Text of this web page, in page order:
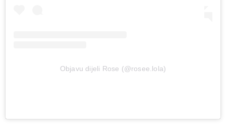
Objavu dijeli Rose (@rosee.lola)